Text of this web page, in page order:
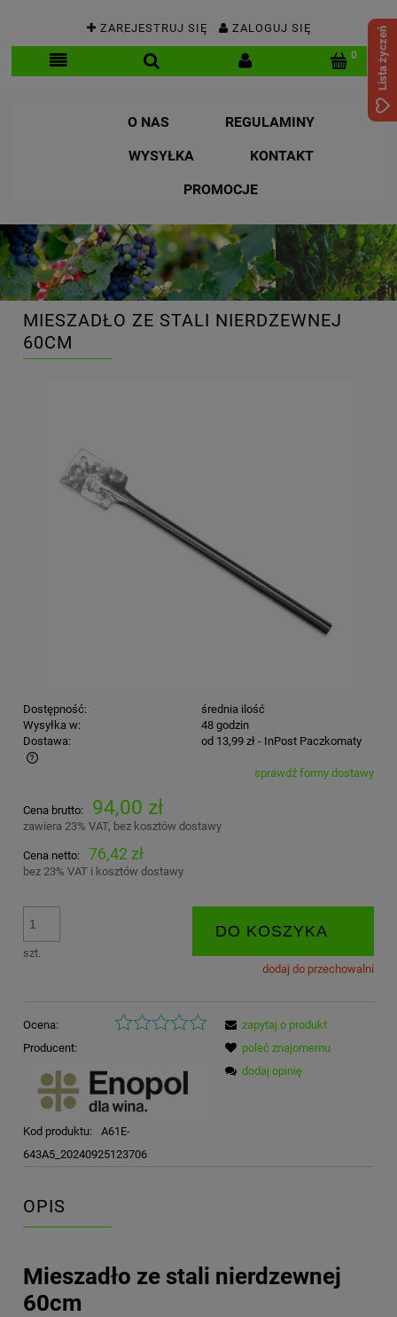
ZAREJESTRUJ SIĘ ZALOGUJ SIĘ
O NAS
REGULAMINY
WYSYŁKA
KONTAKT
PROMOCJE
MIESZADŁO ZE STALI NIERDZEWNEJ
60CM
Dostępność:
średnia ilość
Wysyłka w:
48 godzin
Dostawa:
od 13,99 zł - InPost Paczkomaty
Cena nie zawiera ewentualnych kosztów płatnościsprawdź formy dostawy
Cena brutto: 94,00 zł
zawiera 23% VAT, bez kosztów dostawy
Cena netto: 76,42 zł
bez 23% VAT i kosztów dostawy
szt.
DO KOSZYKA
dodaj do przechowalni
Ocena:
Producent:
Kod produktu:
A61E-
643A5_20240925123706
zapytaj o produkt
poleć znajomemu
dodaj opinię
OPIS
Mieszadło ze stali nierdzewnej
60cm
Lista życzeń